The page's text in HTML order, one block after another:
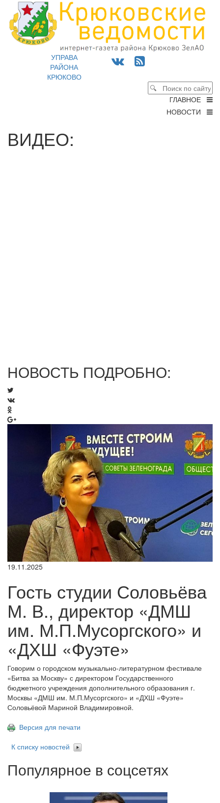
УПРАВА
РАЙОНА
КРЮКОВО
ГЛАВНОЕ
НОВОСТИ
ВИДЕО:
НОВОСТЬ ПОДРОБНО:
19.11.2025
Гость студии Соловьёва
М. В., директор «ДМШ
им. М.П.Мусоргского» и
«ДХШ «Фуэте»
Говорим о городском музыкально-литературном фестивале
«Битва за Москву» с директором Государственного
бюджетного учреждения дополнительного образования г.
Москвы «ДМШ им. М.П.Мусоргского» и «ДХШ «Фуэте»
Соловьёвой Мариной Владимировной.
Версия для печати
К списку новостей
Популярное в соцсетях